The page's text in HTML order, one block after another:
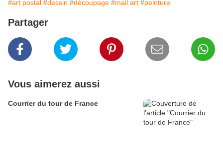
#art postal #dessin #découpage #mail art #peinture
Partager
Vous aimerez aussi
Courrier du tour de France